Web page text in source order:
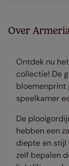
Over
Ontdek nu
collectie! De
bloemenprint
speelkamer
De
hebben een
diepte en stijl
zelf bepalen